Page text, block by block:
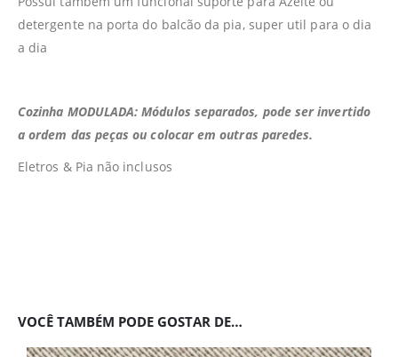
detergente na porta do balcão da pia, super util para o dia
a dia
Cozinha MODULADA: Módulos separados, pode ser invertido
a ordem das peças ou colocar em outras paredes.
Eletros & Pia não inclusos
VOCÊ TAMBÉM PODE GOSTAR DE…